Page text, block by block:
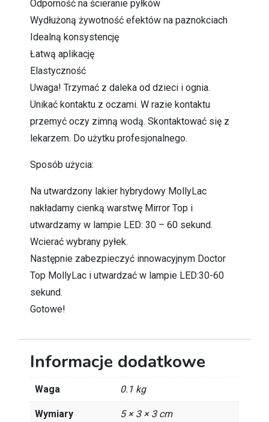
Odporność na ścieranie pyłków
Wydłużoną żywotność efektów na paznokciach
Idealną konsystencję
Łatwą aplikację
Elastyczność
Uwaga! Trzymać z daleka od dzieci i ognia.
Unikać kontaktu z oczami. W razie kontaktu
przemyć oczy zimną wodą. Skontaktować się z
lekarzem. Do użytku profesjonalnego.
Sposób użycia:
Na utwardzony lakier hybrydowy MollyLac
nakładamy cienką warstwę Mirror Top i
utwardzamy w lampie LED: 30 – 60 sekund.
Wcierać wybrany pyłek.
Następnie zabezpieczyć innowacyjnym Doctor
Top MollyLac i utwardzać w lampie LED:30-60
sekund.
Gotowe!
Informacje dodatkowe
Waga 0.1 kg
Wymiary 5 × 3 × 3 cm